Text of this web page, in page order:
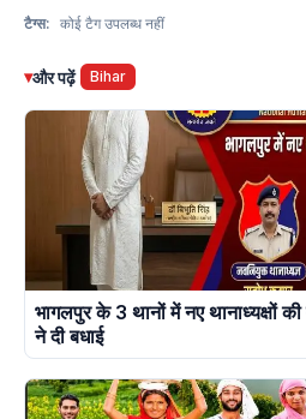
टैग्स: कोई टैग उपलब्ध नहीं
▾और पढ़ें Bihar
भागलपुर के 3 थानों में नए थानाध्यक्षों
ने दी बधाई